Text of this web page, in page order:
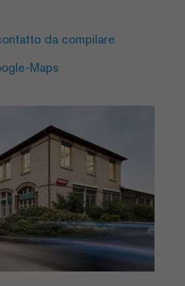
da compilare
Maps